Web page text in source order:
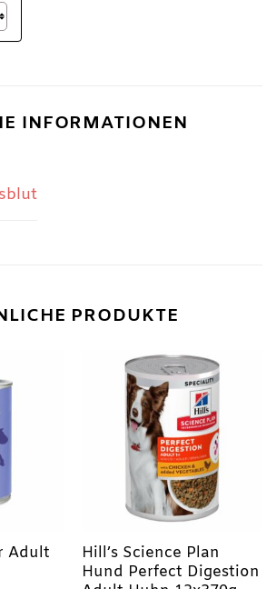
INFORMATIONEN
PRODUKTE
Adult
Hill’s Science Plan
Hund Perfect Digestion